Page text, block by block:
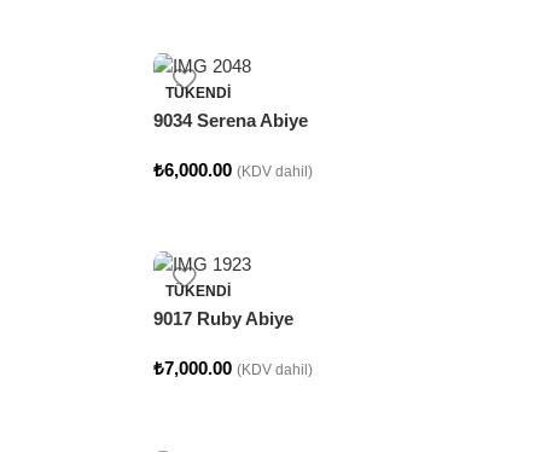
TÜKENDI
9034 Serena Abiye
₺6,000.00 (KDV dahil)
TÜKENDI
9017 Ruby Abiye
₺7,000.00 (KDV dahil)